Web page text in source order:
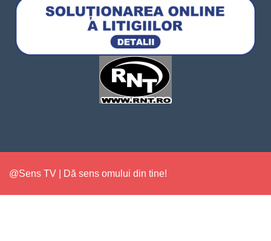
@Sens TV | Dă sens omului din tine!